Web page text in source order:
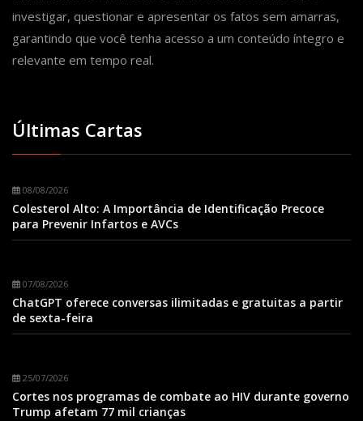
investigar, questionar e apresentar os fatos sem amarras,
garantindo que você tenha acesso a um conteúdo íntegro e
relevante em tempo real.
Últimas Cartas
08/08/2026
Colesterol Alto: A Importância de Identificação Precoce
para Prevenir Infartos e AVCs
07/08/2026
ChatGPT oferece conversas ilimitadas e gratuitas a partir
de sexta-feira
25/07/2026
Cortes nos programas de combate ao HIV durante governo
Trump afetam 77 mil crianças